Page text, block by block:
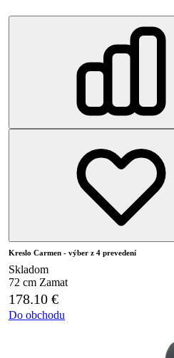
Kreslo Carmen - výber z 4 prevedení
Skladom
72 cm Zamat
178.10 €
Do obchodu